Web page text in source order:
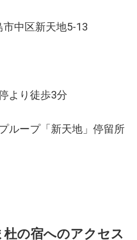
中区新天地5-13
より徒歩3分
ループ「新天地」停留所
杜の宿へのアクセス